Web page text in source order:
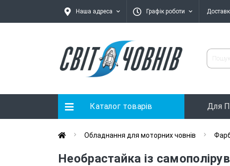
Наша адреса Графік роботи
Каталог товарів Для
Обладнання для моторних човнів
Необрастайка із